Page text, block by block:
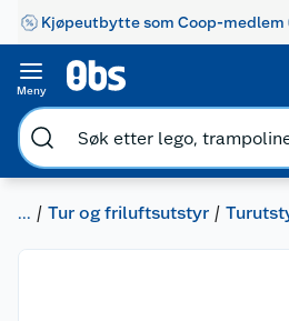
Kjøpeutbytte som Coop-medlem
Meny
... Tur og friluftsutstyr